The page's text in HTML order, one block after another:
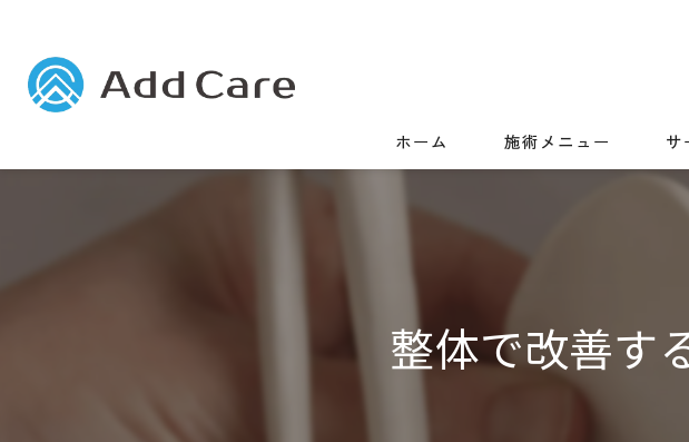
ホーム 施術メニュー
身体を整える
サ
整体で改善す